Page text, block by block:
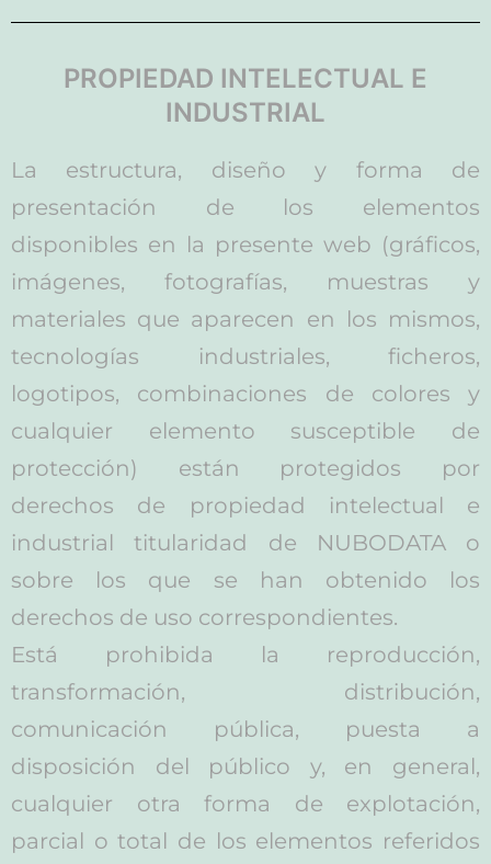
PROPIEDAD INTELECTUAL E
INDUSTRIAL
La estructura, diseño y forma de
presentación de los elementos
disponibles en la presente web (gráficos,
imágenes, fotografías, muestras y
materiales que aparecen en los mismos,
tecnologías industriales, ficheros,
logotipos, combinaciones de colores y
cualquier elemento susceptible de
protección) están protegidos por
derechos de propiedad intelectual e
industrial titularidad de NUBODATA o
sobre los que se han obtenido los
derechos de uso correspondientes.
Está prohibida la reproducción,
transformación, distribución,
comunicación pública, puesta a
disposición del público y, en general,
cualquier otra forma de explotación,
parcial o total de los elementos referidos